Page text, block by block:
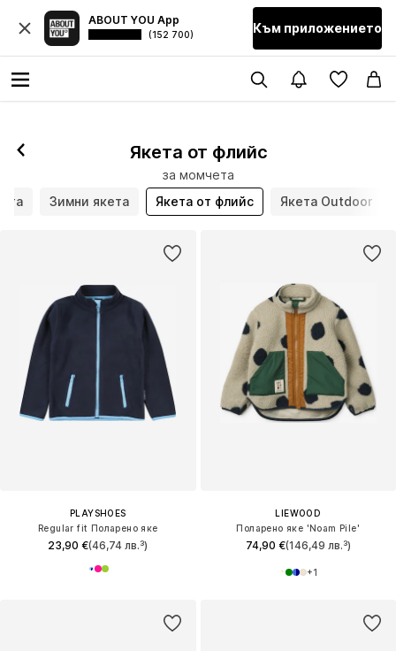
ABOUT YOU App
(152 700) Към приложението
Якета от флийс
за момчета
Зимни якета Якета от флийс Якета Outdoor
PLAYSHOES
Regular fit Поларено яке
23,90 €(46,74 лв.³)
LIEWOOD
Поларено яке 'Noam Pile'
74,90 €(146,49 лв.³)
+1